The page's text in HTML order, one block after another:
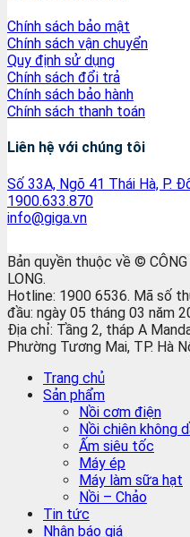
Chính sách bảo mật
Chính sách vận chuyển
Quy định sử dụng
Chính sách đổi trả
Chính sách bảo hành
Chính sách thanh toán
Liên hệ với chúng tôi
Số 33A, Ngõ 41 Thái Hà, P.
1900.633.870
info@giga.vn
Bản quyền thuộc về © CÔNG
LONG.
Hotline: 1900 6536. Mã số
đầu: ngày 05 tháng 03 năm
Địa chỉ: Tầng 2, tháp A
Phường Tương Mai, TP. Hà
Trang chủ
Sản phẩm
Nồi cơm điện
Nồi chiên không
Ấm siêu tốc
Máy ép
Máy làm sữa hạt
Nồi – Chảo
Tin tức
Nhận báo giá